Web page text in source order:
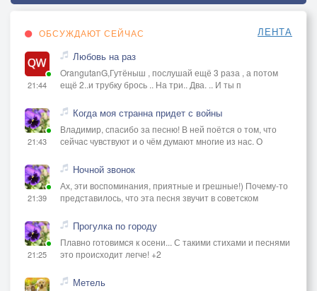
ОБСУЖДАЮТ СЕЙЧАС ЛЕНТА
21:44
Любовь на раз
OrangutanG,Гутёныш , послушай ещё 3 раза , а потом
ещё 2..и трубку брось .. На три.. Два. .. И ты п
21:43
Когда моя странна придет с войны
Владимир, спасибо за песню! В ней поётся о том, что
сейчас чувствуют и о чём думают многие из нас. О
21:39
Ночной звонок
Ах, эти воспоминания, приятные и грешные!) Почему-то
представилось, что эта песня звучит в советском
21:25
Прогулка по городу
Плавно готовимся к осени... С такими стихами и песнями
это происходит легче! +2
Метель